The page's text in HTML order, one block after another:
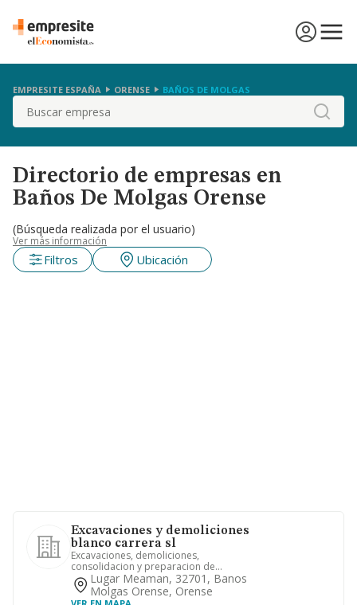
EMPRESITE ESPAÑA ORENSE BAÑOS DE MOLGAS
Buscar
Directorio de empresas en
Baños De Molgas Orense
(Búsqueda realizada por el usuario)
Ver más información
Filtros Ubicación
Excavaciones y demoliciones
blanco carrera sl
Excavaciones, demoliciones,
consolidacion y preparacion de
terrenos para la construccion,
cimentaci...
Lugar Meaman, 32701, Banos
Molgas Orense, Orense